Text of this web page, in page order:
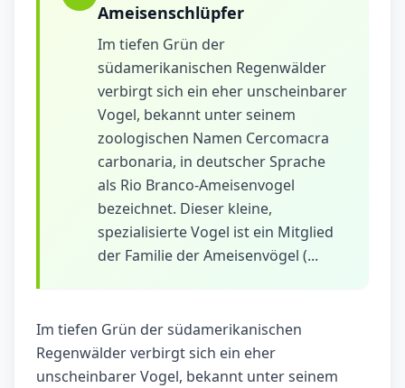
Ameisenschlüpfer
Im tiefen Grün der
südamerikanischen Regenwälder
verbirgt sich ein eher unscheinbarer
Vogel, bekannt unter seinem
zoologischen Namen Cercomacra
carbonaria, in deutscher Sprache
als Rio Branco-Ameisenvogel
bezeichnet. Dieser kleine,
spezialisierte Vogel ist ein Mitglied
der Familie der Ameisenvögel (...
Im tiefen Grün der südamerikanischen
Regenwälder verbirgt sich ein eher
unscheinbarer Vogel, bekannt unter seinem